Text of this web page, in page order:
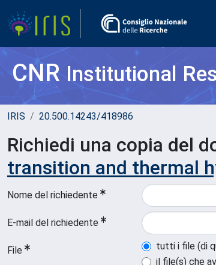
CNRInstitutional
IRIS 20.500.14243/418986
Richiedi una copia del
transition and thermal
Nome del richiedente
E-mail del richiedente
File
tutti i file (di
il file(s) che